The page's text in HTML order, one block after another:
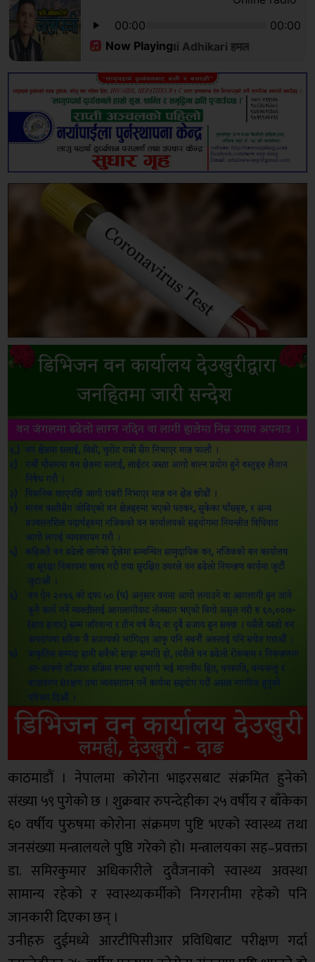
काठमाडौं । नेपालमा कोरोना भाइरसबाट संक्रमित हुनेको
संख्या ५९ पुगेको छ । शुक्रबार रुपन्देहीका २५ वर्षीय र बाँकेका
६० वर्षीय पुरुषमा कोरोना संक्रमण पुष्टि भएको स्वास्थ्य तथा
जनसंख्या मन्त्रालयले पुष्ठि गरेको हो। मन्त्रालयका सह–प्रवक्ता
डा. समिरकुमार अधिकारीले दुवैजनाको स्वास्थ्य अवस्था
सामान्य रहेको र स्वास्थ्यकर्मीको निगरानीमा रहेको पनि
जानकारी दिएका छन् ।
उनीहरु दुईमध्ये आरटीपिसीआर प्रविधिबाट परीक्षण गर्दा